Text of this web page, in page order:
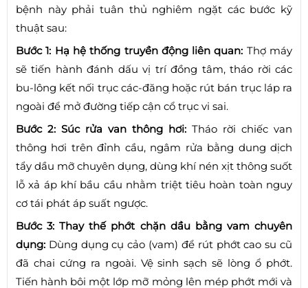
bệnh này phải tuân thủ nghiêm ngặt các bước kỹ
thuật sau:
Bước 1: Hạ hệ thống truyền động liên quan: Thợ máy
sẽ tiến hành đánh dấu vị trí đồng tâm, tháo rời các
bu-lông kết nối trục các-đăng hoặc rút bán trục láp ra
ngoài để mở đường tiếp cận cổ trục vi sai.
Bước 2: Súc rửa van thông hơi: Tháo rời chiếc van
thông hơi trên đỉnh cầu, ngâm rửa bằng dung dịch
tẩy dầu mỡ chuyên dụng, dùng khí nén xịt thông suốt
lỗ xả áp khí bầu cầu nhằm triệt tiêu hoàn toàn nguy
cơ tái phát áp suất ngược.
Bước 3: Thay thế phớt chặn dầu bằng vam chuyên
dụng: Dùng dụng cụ cảo (vam) để rút phớt cao su cũ
đã chai cứng ra ngoài. Vệ sinh sạch sẽ lòng ổ phớt.
Tiến hành bôi một lớp mỡ mỏng lên mép phớt mới và